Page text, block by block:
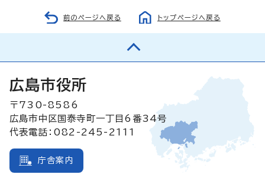
前のページへ戻る トップページへ戻る
広島市役所
〒730-8586
広島市中区国泰寺町一丁目6番34号
代表電話：082-245-2111
庁舎案内